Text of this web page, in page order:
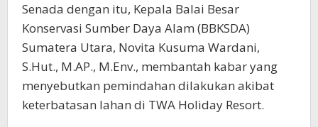
Senada dengan itu, Kepala Balai Besar
Konservasi Sumber Daya Alam (BBKSDA)
Sumatera Utara, Novita Kusuma Wardani,
S.Hut., M.AP., M.Env., membantah kabar yang
menyebutkan pemindahan dilakukan akibat
keterbatasan lahan di TWA Holiday Resort.